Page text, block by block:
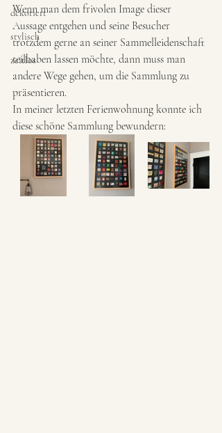
dekoriert
stylisch
zeitlos
Wenn man dem frivolen Image dieser
Aussage entgehen und seine Besucher
trotzdem gerne an seiner Sammelleidenschaft
teilhaben lassen möchte, dann muss man
andere Wege gehen, um die Sammlung zu
präsentieren.
In meiner letzten Ferienwohnung konnte ich
diese schöne Sammlung bewundern: